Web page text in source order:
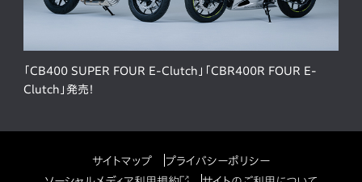
「CB400 SUPER FOUR E-Clutch」「CBR400R FOUR E-
Clutch」発売！
サイトマップ
プライバシーポリシー